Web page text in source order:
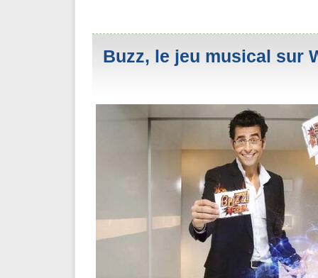
Buzz, le jeu musical sur